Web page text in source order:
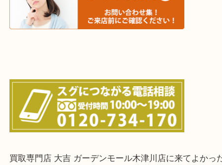
木津川市・精華町・京田辺市・井手町